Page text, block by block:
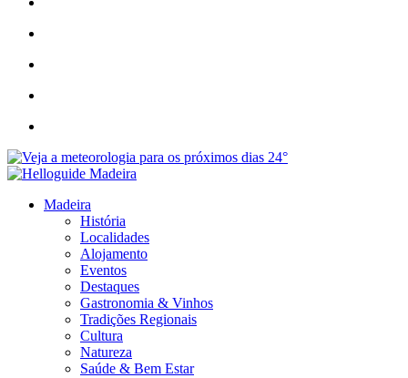
24°
Madeira
História
Localidades
Alojamento
Eventos
Destaques
Gastronomia & Vinhos
Tradições Regionais
Cultura
Natureza
Saúde & Bem Estar